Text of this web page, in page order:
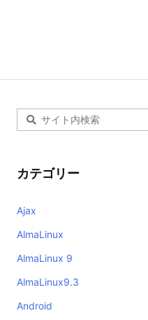
カテゴリー
Ajax
AlmaLinux
AlmaLinux 9
AlmaLinux9.3
Android